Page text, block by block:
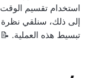
استخدام تقسيم الوقت
تبسيط هذه العملية. 📝